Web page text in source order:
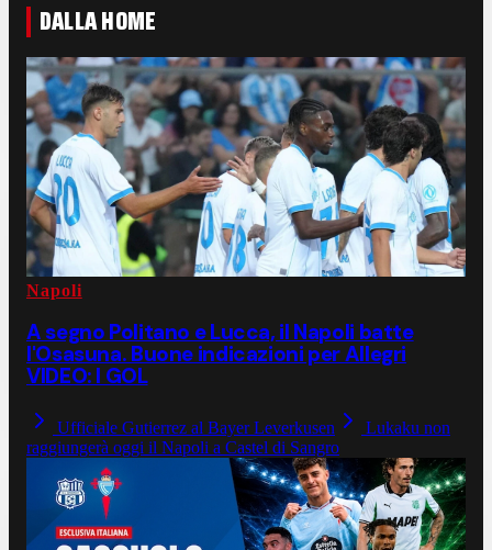
DALLA HOME
Napoli
A segno Politano e Lucca, il Napoli batte
l'Osasuna. Buone indicazioni per Allegri
VIDEO: I GOL
Ufficiale Gutierrez al Bayer Leverkusen
Lukaku non
raggiungerà oggi il Napoli a Castel di Sangro